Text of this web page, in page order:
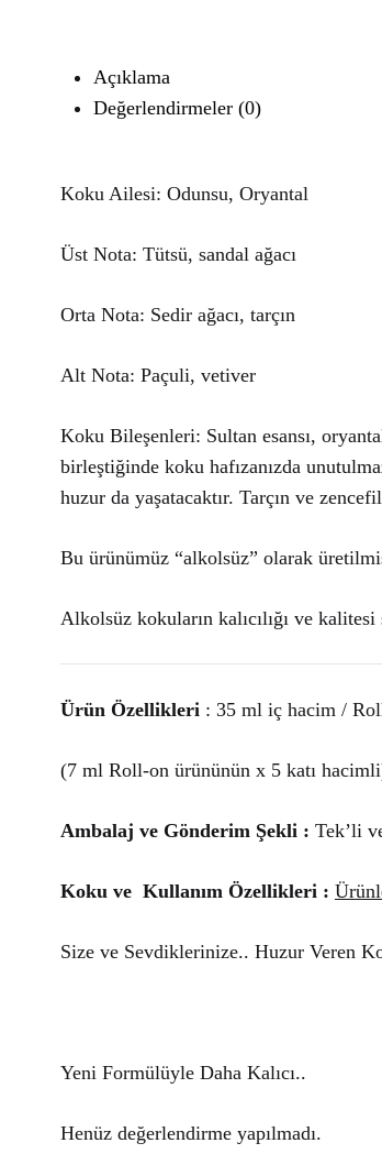
Açıklama
Değerlendirmeler (0)
Koku Ailesi: Odunsu, Oryantal
Üst Nota: Tütsü, sandal ağacı
Orta Nota: Sedir ağacı, tarçın
Alt Nota: Paçuli, vetiver
Koku Bileşenleri: Sultan esansı,
birleştiğinde koku hafızanızda
huzur da yaşatacaktır. Tarçın ve
Bu ürünümüz “alkolsüz” olarak
Alkolsüz kokuların kalıcılığı ve
Ürün Özellikleri : 35 ml iç hacim /
(7 ml Roll-on ürününün x 5 katı
Ambalaj ve Gönderim Şekli : Tek’li
Koku ve Kullanım Özellikleri :
Size ve Sevdiklerinize.. Huzur Veren
Yeni Formülüyle Daha Kalıcı..
Henüz değerlendirme yapılmadı.